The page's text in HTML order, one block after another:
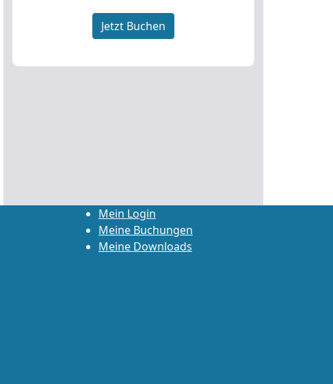
Jetzt Buchen
Mein Login
Meine Buchungen
Meine Downloads